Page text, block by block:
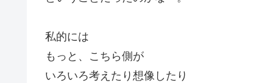
私的には
もっと、こちら側が
いろいろ考えたり想像したり